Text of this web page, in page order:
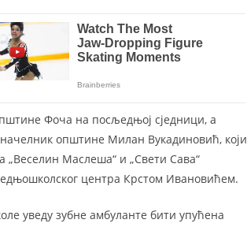
Фоча на посљедњој сједници, а
општине Милан Вукадиновић, који
„Веселин Маслеша“ и „Свети Сава“
центра Крстом Ивановићем.
уведу зубне амбуланте бити упућена